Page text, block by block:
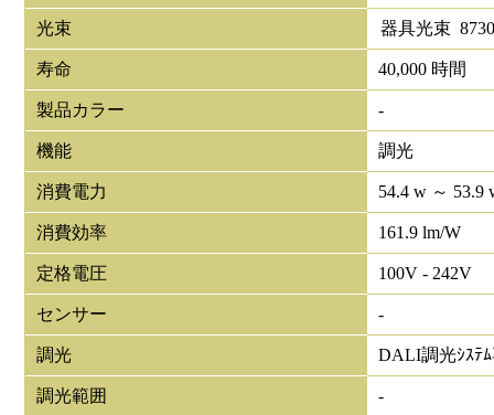
光束 器具光束
寿命 40,000 時間
製品カラー -
機能 調光
消費電力 54.4 w ～ 53.9
消費効率 161.9 lm/W
定格電圧 100V - 242V
センサー -
調光 DALI調光ｼｽﾃ
調光範囲 -